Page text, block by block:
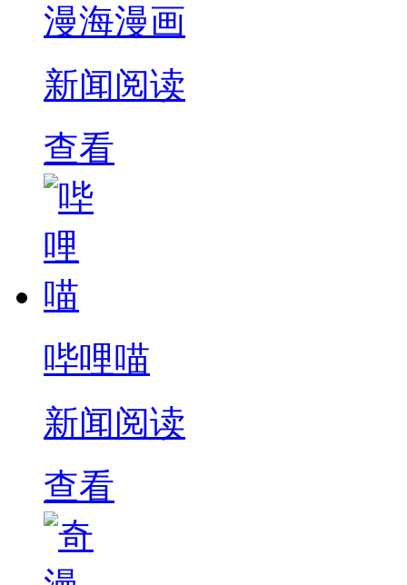
漫海漫画
新闻阅读
查看
哔哩喵
新闻阅读
查看